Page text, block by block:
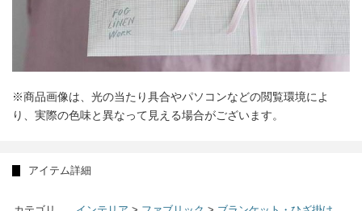
※商品画像は、光の当たり具合やパソコンなどの閲覧環境によ
り、実際の色味と異なって見える場合がございます。
アイテム詳細